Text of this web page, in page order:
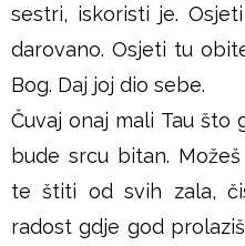
sestri, iskoristi je.
darovano. Osjeti tu
Bog. Daj joj dio sebe.
Čuvaj onaj mali Tau što
bude srcu bitan.
te štiti od svih zala,
radost gdje god